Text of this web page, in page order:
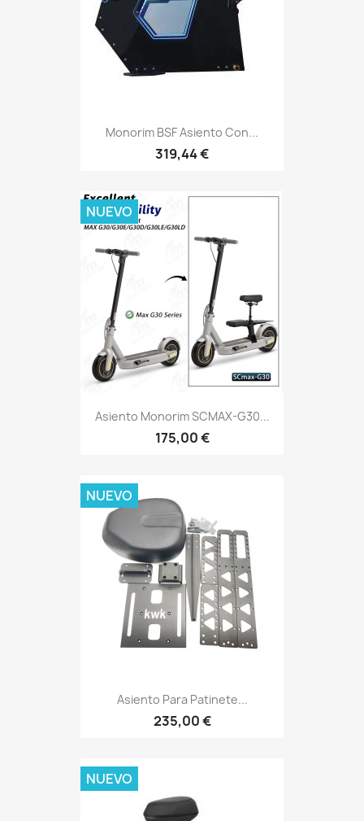
Monorim BSF Asiento Con...
319,44 €
Asiento Monorim SCMAX-G30...
175,00 €
NUEVO
Asiento Para Patinete...
235,00 €
NUEVO
NUEVO